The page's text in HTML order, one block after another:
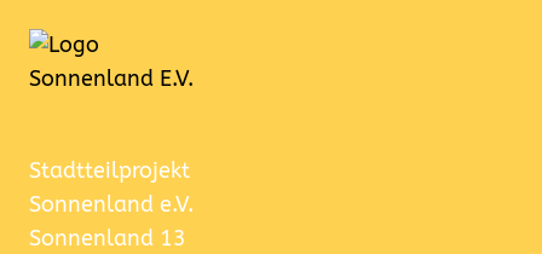
Stadtteilprojekt
Sonnenland e.V.
Sonnenland 13